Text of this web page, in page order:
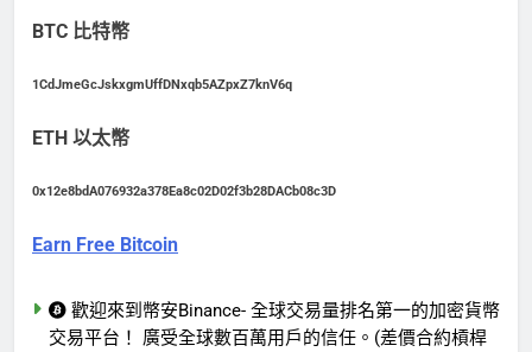
BTC 比特幣
1CdJmeGcJskxgmUffDNxqb5AZpxZ7knV6q
ETH 以太幣
0x12e8bdA076932a378Ea8c02D02f3b28DACb08c3D
Earn Free Bitcoin
歡迎來到幣安Binance- 全球交易量排名第一的加密貨幣
交易平台！ 廣受全球數百萬用戶的信任。(差價合約槓桿